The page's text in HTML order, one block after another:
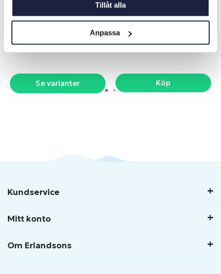
Tillåt alla
Anpassa
Art nr: V09463
Se varianter
BREDSPACKEL 200MM
ANZA
Art nr: 09456
124 kr
Köp
Kundservice
Mitt konto
Om Erlandsons